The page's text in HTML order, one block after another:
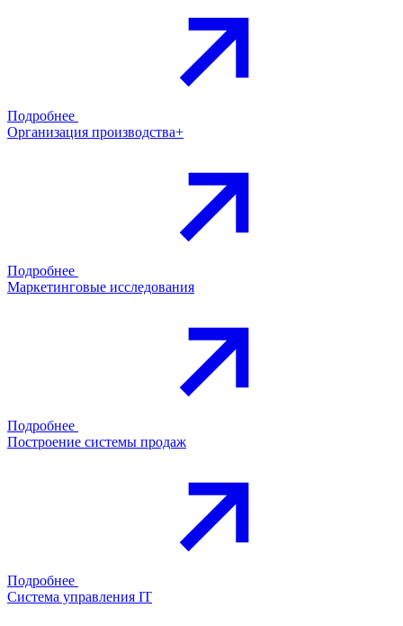
Подробнее
Организация производства+
Подробнее
Маркетинговые исследования
Подробнее
Построение системы продаж
Подробнее
Система управления IT